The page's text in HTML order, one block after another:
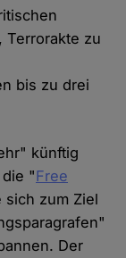
Terrorakte zu
bis zu drei
künftig
"Free
sich zum Ziel
Der